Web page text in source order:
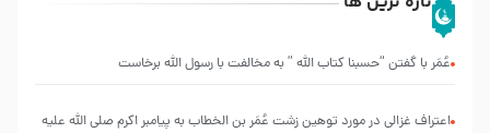
عُمَر با گفتن “حسبنا كتاب اللّه ” به مخالفت با رسول اللّه برخاست
اعتراف غزالی در مورد توهین زشت عُمَر بن الخطاب به پیامبر اکرم صلی الله علیه